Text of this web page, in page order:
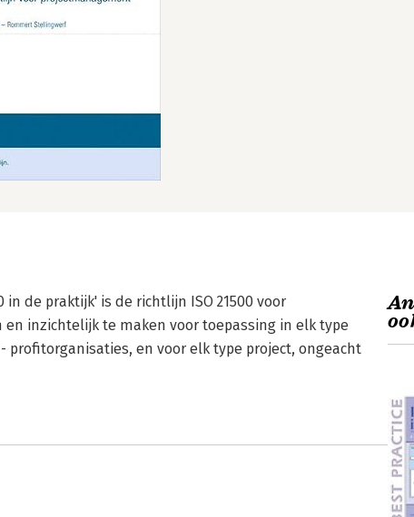
in de praktijk' is de richtlijn ISO 21500 voor
inzichtelijk te maken voor toepassing in elk type
profitorganisaties, en voor elk type project, ongeacht